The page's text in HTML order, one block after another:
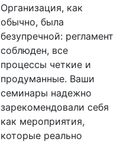
Организация, как
обычно, была
безупречной: регламент
соблюден, все
процессы четкие и
продуманные. Ваши
семинары надежно
зарекомендовали себя
как мероприятия,
которые реально